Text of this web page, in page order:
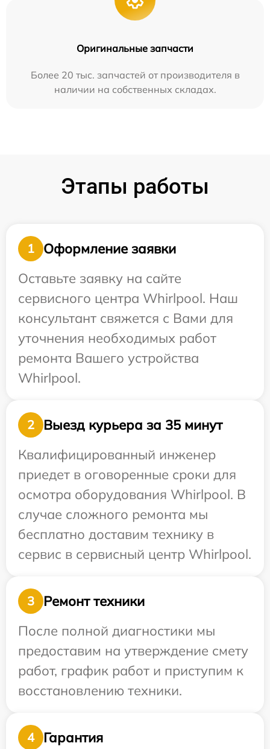
Оригинальные запчасти
Более 20 тыс. запчастей от производителя в
наличии на собственных складах.
Этапы работы
1
Оформление заявки
Оставьте заявку на сайте
сервисного центра Whirlpool. Наш
консультант свяжется с Вами для
уточнения необходимых работ
ремонта Вашего устройства
Whirlpool.
2
Выезд курьера за 35 минут
Квалифицированный инженер
приедет в оговоренные сроки для
осмотра оборудования Whirlpool. В
случае сложного ремонта мы
бесплатно доставим технику в
сервис в сервисный центр Whirlpool.
3
Ремонт техники
После полной диагностики мы
предоставим на утверждение смету
работ, график работ и приступим к
восстановлению техники.
4 Гарантия